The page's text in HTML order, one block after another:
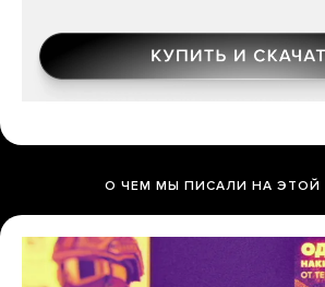
О ЧЕМ МЫ ПИСАЛИ НА ЭТОЙ